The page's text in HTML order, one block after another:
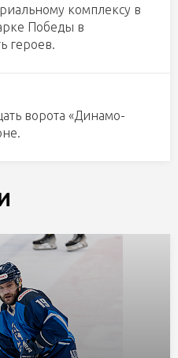
комплексу в
Победы в
героев.
ворота «Динамо-